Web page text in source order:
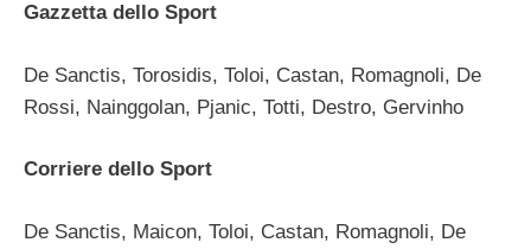
Gazzetta dello Sport
De Sanctis, Torosidis, Toloi, Castan, Romagnoli, De
Rossi, Nainggolan, Pjanic, Totti, Destro, Gervinho
Corriere dello Sport
De Sanctis, Maicon, Toloi, Castan, Romagnoli, De